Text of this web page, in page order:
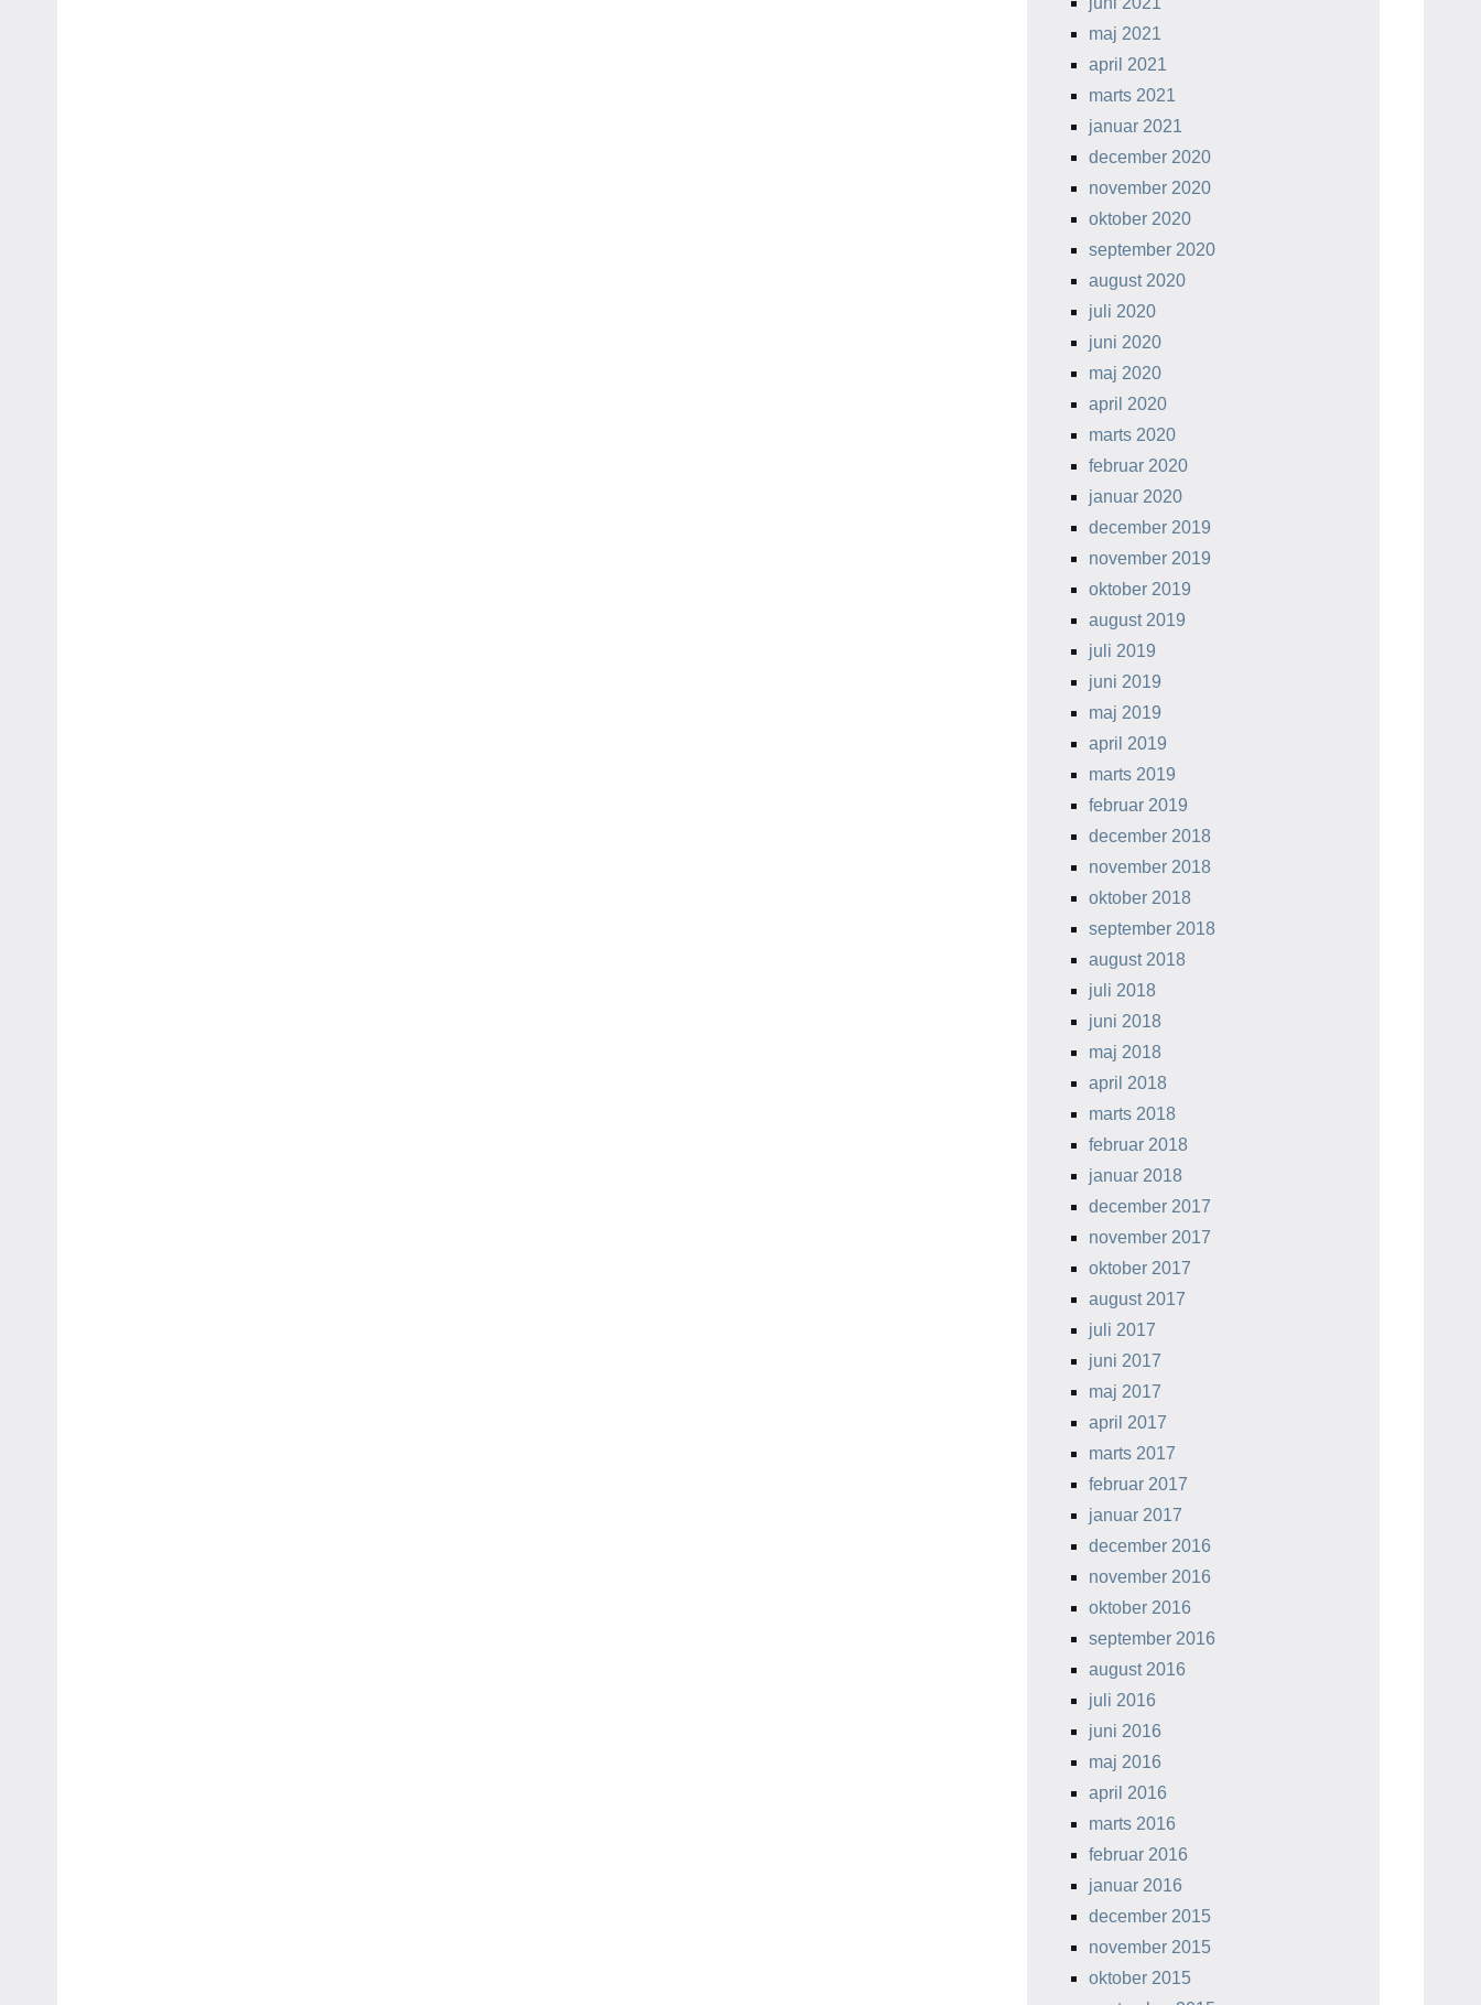
maj 2021
april 2021
marts 2021
januar 2021
december 2020
november 2020
oktober 2020
september 2020
august 2020
juli 2020
juni 2020
maj 2020
april 2020
marts 2020
februar 2020
januar 2020
december 2019
november 2019
oktober 2019
august 2019
juli 2019
juni 2019
maj 2019
april 2019
marts 2019
februar 2019
december 2018
november 2018
oktober 2018
september 2018
august 2018
juli 2018
juni 2018
maj 2018
april 2018
marts 2018
februar 2018
januar 2018
december 2017
november 2017
oktober 2017
august 2017
juli 2017
juni 2017
maj 2017
april 2017
marts 2017
februar 2017
januar 2017
december 2016
november 2016
oktober 2016
september 2016
august 2016
juli 2016
juni 2016
maj 2016
april 2016
marts 2016
februar 2016
januar 2016
december 2015
november 2015
oktober 2015